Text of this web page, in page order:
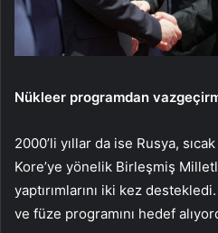
Nükleer programdan
2000’li yıllar da ise Rusya,
Kore’ye yönelik Birleşmiş
yaptırımlarını iki kez
ve füze programını hedef